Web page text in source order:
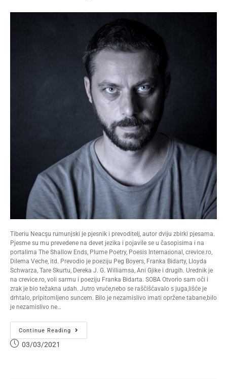
Tiberiu Neacşu rumunjski je pjesnik i prevoditelj, autor dviju zbirki pjesama.
Pjesme su mu prevedene na devet jezika i pojavile se u časopisima i na
portalima The Shallow Ends, Plume Poetry, Poesis Internaṭional, crevice.ro,
Dilema Veche, itd. Prevodio je poeziju Peg Boyers, Franka Bidarty, Lloyda
Schwarza, Tare Skurtu, Dereka J. G. Williamsa, Ani Gjike i drugih. Urednik je
na crevice.ro, voli sarmu i poeziju Franka Bidarta. SOBA Otvorio sam oči i
zrak je bio težakna udah. Jutro vruće,nebo se raščišćavalo s juga,lišće je
drhtalo, pripitomljeno suncem. Bilo je nezamislivo imati opržene tabane,bilo
je nezamislivo ne…
Continue Reading
03/03/2021